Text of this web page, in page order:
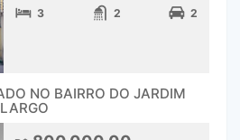
3 2 2
NO BAIRRO DO JARDIM